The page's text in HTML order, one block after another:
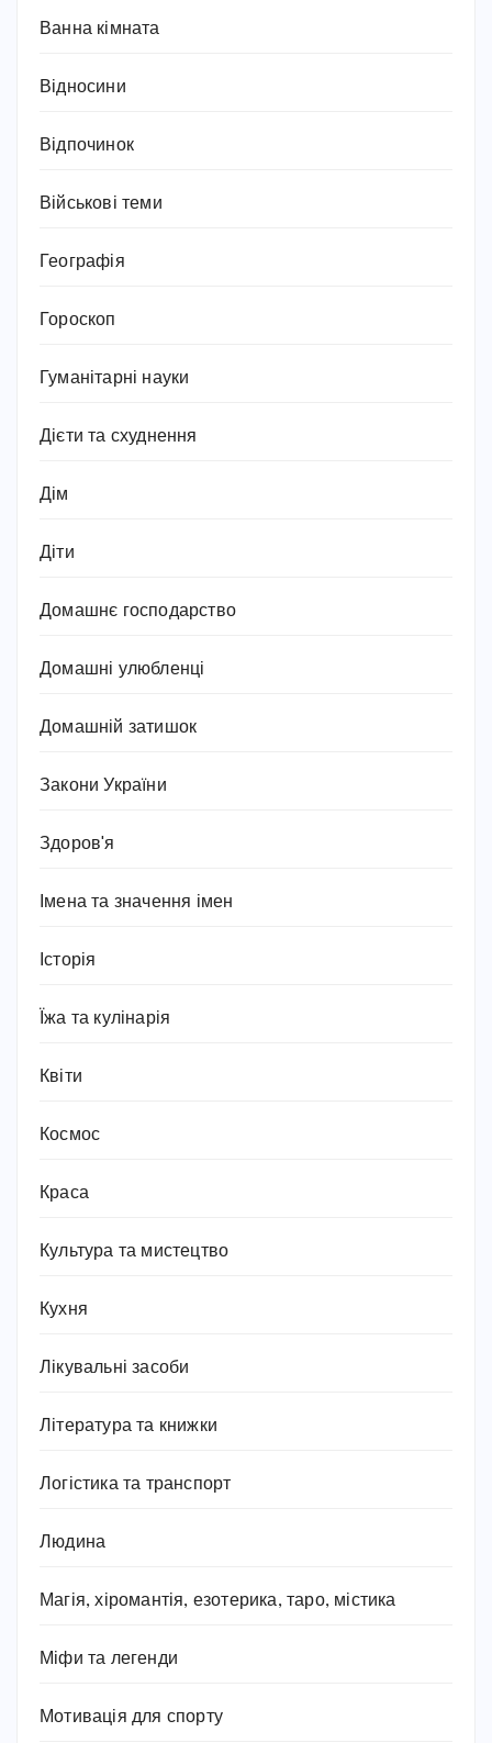
Ванна кімната
Відносини
Відпочинок
Військові теми
Географія
Гороскоп
Гуманітарні науки
Дієти та схуднення
Дім
Діти
Домашнє господарство
Домашні улюбленці
Домашній затишок
Закони України
Здоров'я
Імена та значення імен
Історія
Їжа та кулінарія
Квіти
Космос
Краса
Культура та мистецтво
Кухня
Лікувальні засоби
Література та книжки
Логістика та транспорт
Людина
Магія, хіромантія, езотерика, таро, містика
Міфи та легенди
Мотивація для спорту